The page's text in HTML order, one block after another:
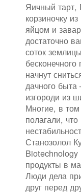
Яичный тарт,
корзиночку
яйцом и
достаточно
соток
начнут
дачного
изгороди из
Многие, в
полагали,
Станозолол
Biotechnology
продукты в
Люди дела
друг перед